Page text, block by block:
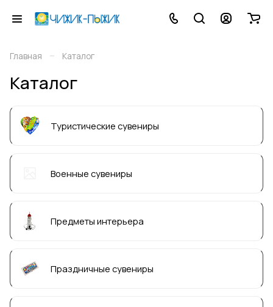
Главная – Каталог
Каталог
Туристические сувениры
Военные сувениры
Предметы интерьера
Праздничные сувениры